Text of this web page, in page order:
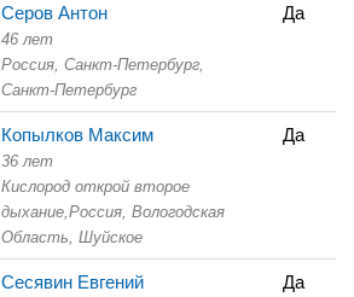
Серов Антон
46 лет
Россия, Санкт-Петербург,
Санкт-Петербург
Да
Копылков Максим
36 лет
Кислород открой второе
дыхание, Россия, Вологодская
Область, Шуйское
Да
Сесявин Евгений Да